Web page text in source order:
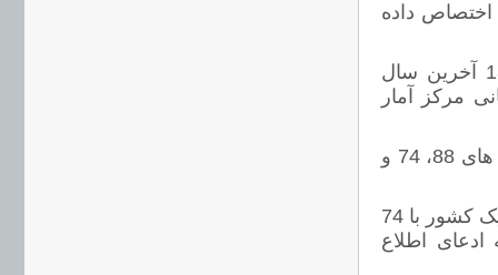
خود اختصاص داده
13 درصد آمارها آخرین بار در سال 1386 بروز شدند و سال 1384 آخرین سال
مرکز آمار
سال 81 نزدیک به 2 درصد، سال های 83، 87 و 69 یک درصد و سال های 88، 74 و
اینجا یک سایت سرگرمی نیست، بخش سری های زمانی مرکز آمار یک کشور با 74
اطلاع